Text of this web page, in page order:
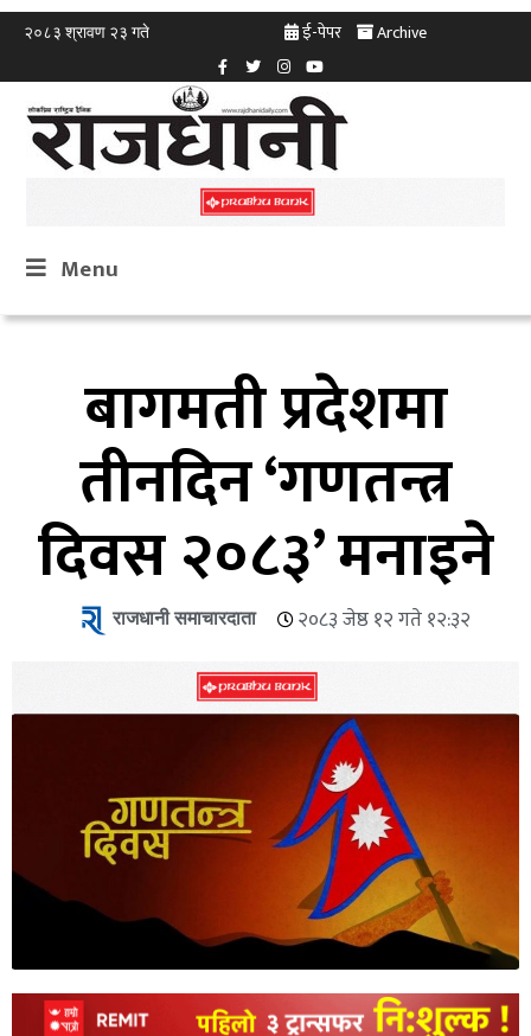
२०८३ श्रावण २३ गते ई-पेपर Archive
Menu
बागमती प्रदेशमा
तीनदिन ‘गणतन्त्र
दिवस २०८३’ मनाइने
राजधानी समाचारदाता २०८३ जेष्ठ १२ गते १२:३२